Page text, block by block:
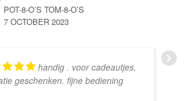
POT-8-O’S TOM-8-O’S
7 OCTOBER 2023
handig . voor cadeautjes,
geschenken. fijne bediening